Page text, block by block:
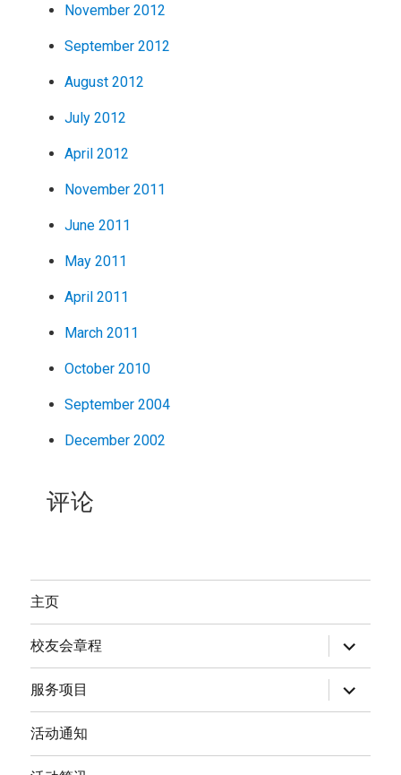
November 2012
September 2012
August 2012
July 2012
April 2012
November 2011
June 2011
May 2011
April 2011
March 2011
October 2010
September 2004
December 2002
评论
主页
校友会章程
expand
child
menu
服务项目
expand
child
menu
活动通知